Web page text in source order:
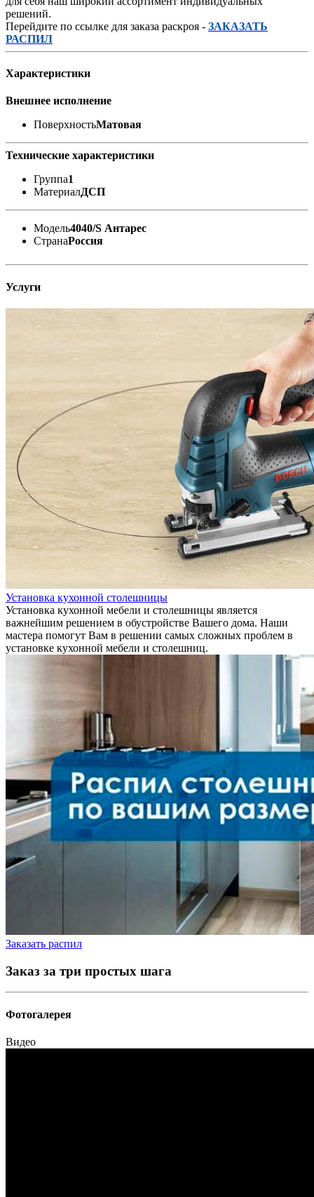
решений.
Перейдите по ссылке для заказа раскроя - ЗАКАЗАТЬ
РАСПИЛ
Характеристики
Внешнее исполнение
ПоверхностьМатовая
Технические характеристики
Группа1
МатериалДСП
Модель4040/S Антарес
СтранаРоссия
Услуги
Установка кухонной столешницы
Установка кухонной мебели и столешницы является
важнейшим решением в обустройстве Вашего дома. Наши
мастера помогут Вам в решении самых сложных проблем в
установке кухонной мебели и столешниц.
Заказать распил
Заказ за три простых шага
Фотогалерея
Видео